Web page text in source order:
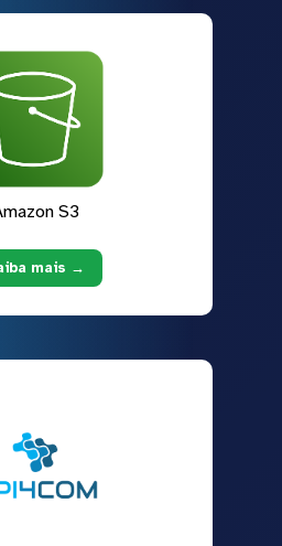
S3
mais →